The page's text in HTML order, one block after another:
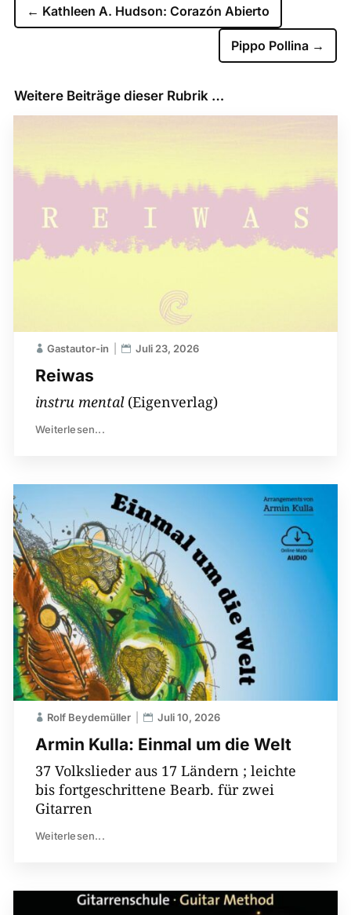
← Kathleen A. Hudson: Corazón Abierto
Pippo Pollina →
Weitere Beiträge dieser Rubrik …
Reiwas
Gastautor-in Juli 23, 2026
instru mental(Eigenverlag)
Weiterlesen...
Armin Kulla: Einmal um die Welt
Rolf Beydemüller Juli 10, 2026
37 Volkslieder aus 17 Ländern ; leichte
bis fortgeschrittene Bearb. für zwei
Gitarren
Weiterlesen...